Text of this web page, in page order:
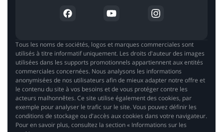
Tous les noms de sociétés, logos et marques commerciales sont
utilisés à titre informatif uniquement. Les droits d'auteur des images
utilisées dans les supports promotionnels appartiennent aux entités
commerciales concernées. Nous analysons les informations
anonymisées de nos utilisateurs afin de mieux adapter notre offre et
le contenu du site à vos besoins et de vous protéger contre les
acteurs malhonnêtes. Ce site utilise également des cookies, par
exemple pour analyser le trafic sur le site. Vous pouvez définir les
conditions de stockage ou d'accès aux cookies dans votre navigateur.
Pour en savoir plus, consultez la section « Informations sur les